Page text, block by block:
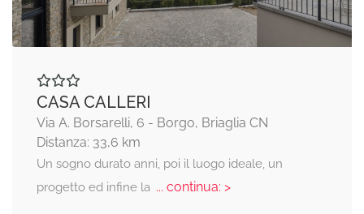
CASA CALLERI
Via A. Borsarelli, 6 - Borgo, Briaglia CN
Distanza: 33,6 km
Un sogno durato anni, poi il luogo ideale, un
progetto ed infine la ... continua: >